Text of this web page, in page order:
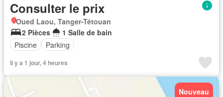
Consulter le prix
Oued Laou, Tanger-Tétouan
2 Pièces
1 Salle de bain
Piscine
Parking
Il y a 1 jour, 4 heures
Nouveau